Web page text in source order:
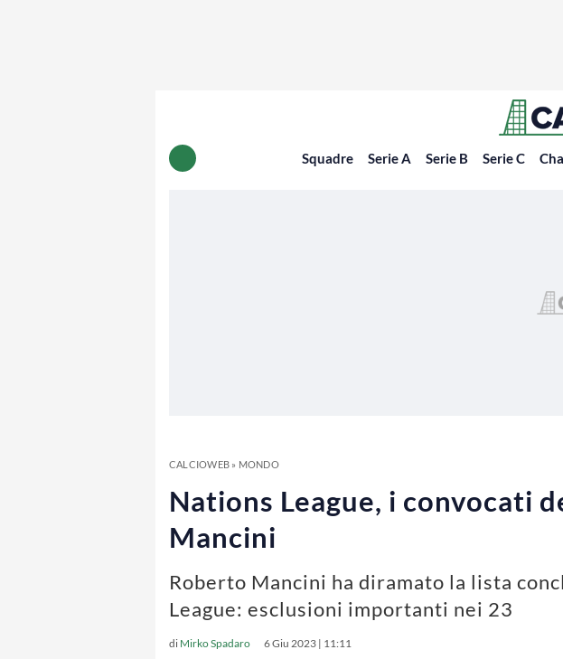
Squadre Serie A Serie B Serie C
CALCIOWEB» MONDO
Nations League, i convocati
Mancini
Roberto Mancini ha diramato la lista
League: esclusioni importanti nei 23
di Mirko Spadaro 6 Giu 2023 | 11:11